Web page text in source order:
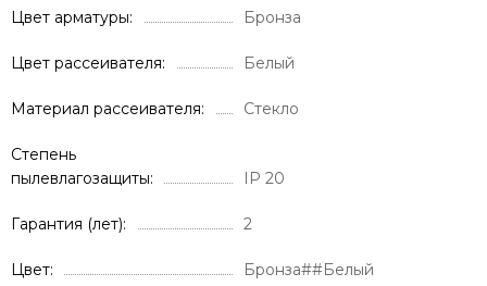
Цвет арматуры Бронза
Цвет рассеивателя Белый
Материал рассеивателя Стекло
Степень
пылевлагозащиты
IP 20
Гарантия (лет) 2
Цвет Бронза##Белый